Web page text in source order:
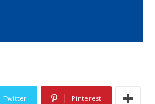
Twitter Pinterest